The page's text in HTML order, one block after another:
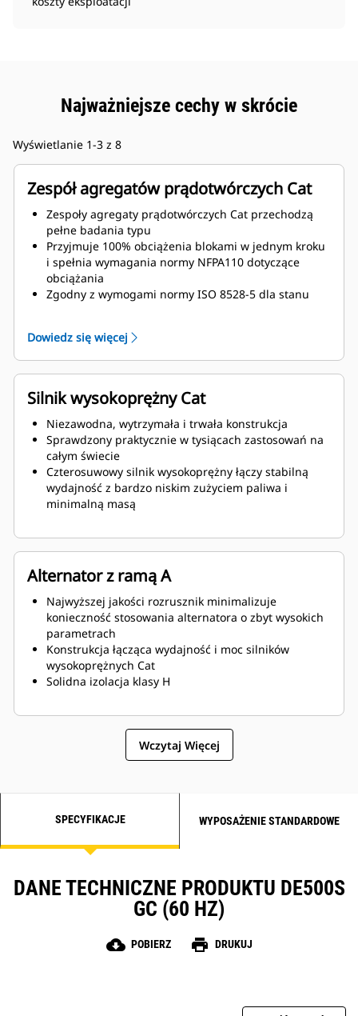
Najważniejsze cechy w skrócie
Wyświetlanie 1-3 z 8
Zespół agregatów prądotwórczych Cat
Zespoły agregaty prądotwórczych Cat przechodzą
pełne badania typu
Przyjmuje 100% obciążenia blokami w jednym kroku
i spełnia wymagania normy NFPA110 dotyczące
obciążania
Zgodny z wymogami normy ISO 8528-5 dla stanu
Dowiedz się więcej
Silnik wysokoprężny Cat
Niezawodna, wytrzymała i trwała konstrukcja
Sprawdzony praktycznie w tysiącach zastosowań na
całym świecie
Czterosuwowy silnik wysokoprężny łączy stabilną
wydajność z bardzo niskim zużyciem paliwa i
minimalną masą
Alternator z ramą A
Najwyższej jakości rozrusznik minimalizuje
konieczność stosowania alternatora o zbyt wysokich
parametrach
Konstrukcja łącząca wydajność i moc silników
wysokoprężnych Cat
Solidna izolacja klasy H
Wczytaj Więcej
SPECYFIKACJE WYPOSAŻENIE STANDARDOWE
DANE TECHNICZNE PRODUKTU DE500S
GC (60 HZ)
cloud_download POBIERZ print DRUKUJ